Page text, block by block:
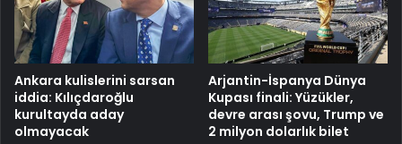
Ankara kulislerini sarsan
iddia: Kılıçdaroğlu
kurultayda aday
olmayacak
Arjantin-İspanya Dünya
Kupası finali: Yüzükler,
devre arası şovu, Trump ve
2 milyon dolarlık bilet